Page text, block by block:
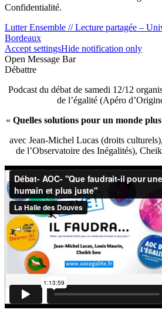
Confidentialité.
Lutter Ensemble // Lecture partagée –
Bordeaux
Accept settingsHide notification only
Open Message Bar
Débattre
Podcast du débat de samedi 12/12
de l’égalité (Apéro
« Quelles solutions pour un monde
avec Jean-Michel Lucas (droits
de l’Observatoire des Inégalités),